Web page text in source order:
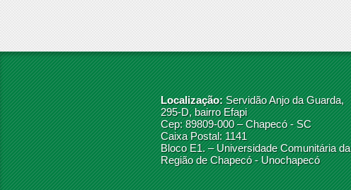
Localização:Servidão Anjo da Guarda,
295-D, bairro Efapi
Cep: 89809-000 – Chapecó - SC
Caixa Postal: 1141
Bloco E1. – Universidade Comunitária da
Região de Chapecó - Unochapecó